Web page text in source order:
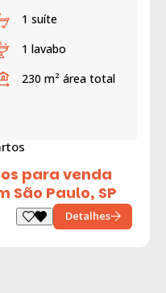
1 suíte
1 lavabo
230 m² área total
para venda
Paulo, SP
Detalhes